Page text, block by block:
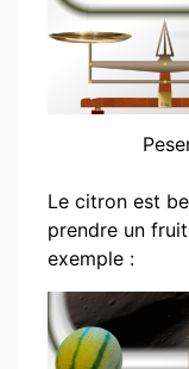
Le citron est
prendre un
exemple :